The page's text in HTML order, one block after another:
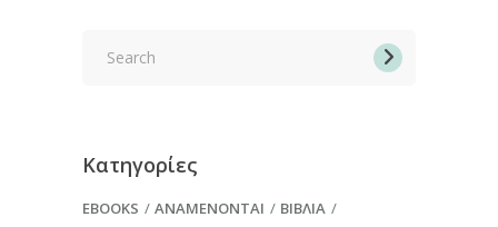
Κατηγορίες
EBOOKS ΑΝΑΜΈΝΟΝΤΑΙ
ΒΙΒΛΊΑ